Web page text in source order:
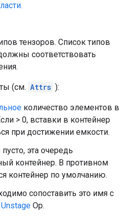
тензоров. Список типов
соответствовать
(см. Attrs ):
количество элементов в
> 0, вставки в контейнер
при достижении емкости.
эта очередь
контейнер. В противном
контейнер по умолчанию.
сопоставить это имя с
Unstage Op.